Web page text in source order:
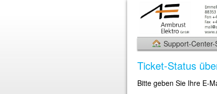
Support-
Ticket-Status
Bitte geben Sie Ihre E-